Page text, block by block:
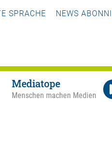
SPRACHE NEWS
Mediatope
Menschen machen Medien